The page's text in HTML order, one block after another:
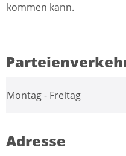
kommen kann.
Montag - Freitag
Adresse